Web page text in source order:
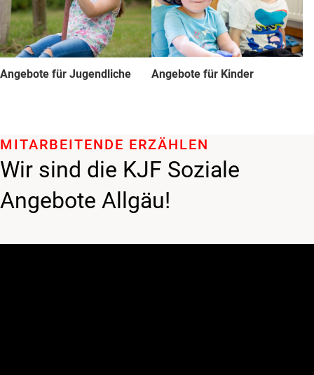
Angebote für Jugendliche Angebote für Kinder
Wir sind die KJF Soziale
Angebote Allgäu!
MITARBEITENDE ERZÄHLEN